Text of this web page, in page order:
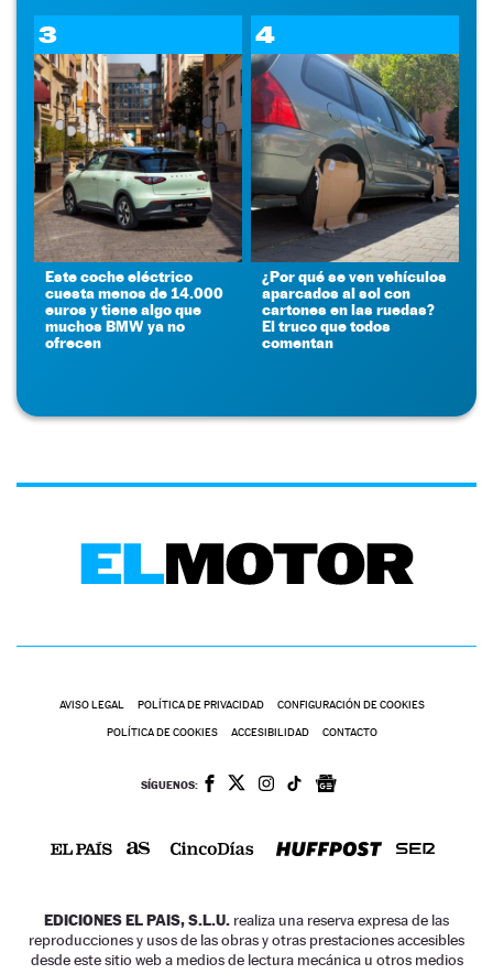
3
Este coche eléctrico
cuesta menos de 14.000
euros y tiene algo que
muchos BMW ya no
ofrecen
4
¿Por qué se ven vehículos
aparcados al sol con
cartones en las ruedas?
El truco que todos
comentan
AVISO LEGAL POLÍTICA DE PRIVACIDAD CONFIGURACIÓN DE COOKIES
POLÍTICA DE COOKIES ACCESIBILIDAD CONTACTO
SÍGUENOS:
EDICIONES EL PAIS, S.L.U. realiza una reserva expresa de las
reproducciones y usos de las obras y otras prestaciones accesibles
desde este sitio web a medios de lectura mecánica u otros medios